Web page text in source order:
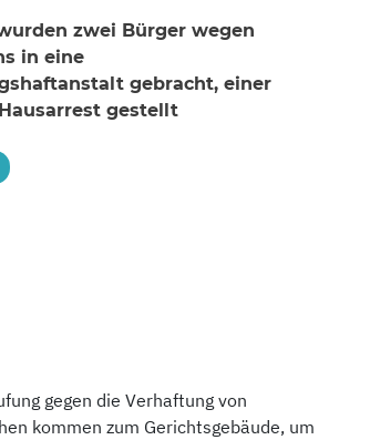
zwei Bürger wegen
in eine
gebracht, einer
gestellt
gegen die Verhaftung von
kommen zum Gerichtsgebäude, um